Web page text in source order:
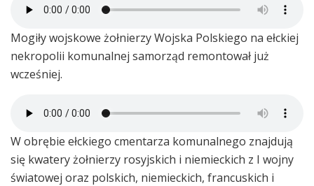
Mogiły wojskowe żołnierzy Wojska Polskiego na ełckiej
nekropolii komunalnej samorząd remontował już
wcześniej.
W obrębie ełckiego cmentarza komunalnego znajdują
się kwatery żołnierzy rosyjskich i niemieckich z I wojny
światowej oraz polskich, niemieckich, francuskich i